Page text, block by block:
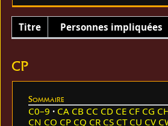
Titre Personnes impliquées
CP
Sommaire
C0–9 CA CB CC CD CE CF CG
CN CO CP CQ CR CS CT CU CV